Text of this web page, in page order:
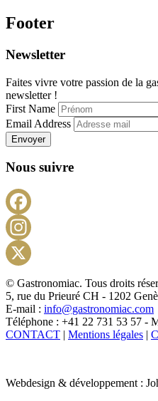
Footer
Newsletter
Faites vivre votre passion de la
newsletter !
First Name
Email Address
Envoyer
Nous suivre
© Gastronomiac. Tous droits
5, rue du Prieuré CH - 1202
E-mail : info@gastronomiac.com
Téléphone : +41 22 731 53 57 -
CONTACT | Mentions légales |
Webdesign & développement :